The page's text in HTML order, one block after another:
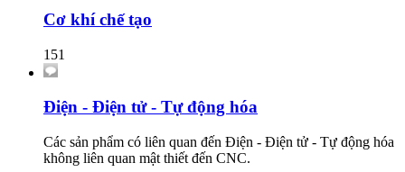
Cơ khí chế tạo
151
Điện - Điện tử - Tự động hóa
Các sản phẩm có liên quan đến Điện - Điện tử - Tự động hóa
không liên quan mật thiết đến CNC.